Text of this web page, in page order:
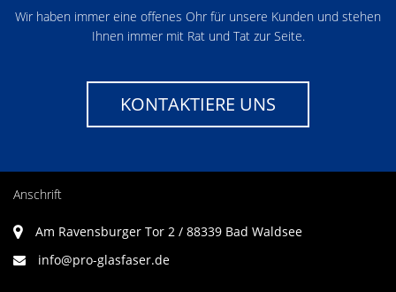
Wir haben immer eine offenes Ohr für unsere Kunden und stehen
Ihnen immer mit Rat und Tat zur Seite.
KONTAKTIERE UNS
Anschrift
Am Ravensburger Tor 2 / 88339 Bad Waldsee
info@pro-glasfaser.de